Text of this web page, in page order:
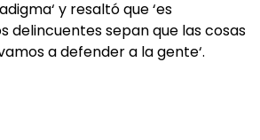
y resaltó que ‘es
delincuentes sepan que las cosas
a defender a la gente‘.